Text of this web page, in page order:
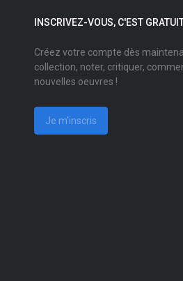
INSCRIVEZ-VOUS, C'EST
Créez votre compte dès
collection, noter, critiquer,
nouvelles oeuvres !
Je m'inscris